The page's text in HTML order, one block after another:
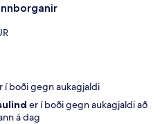
í boði gegn aukagjaldi
er í boði gegn aukagjaldi að
á dag